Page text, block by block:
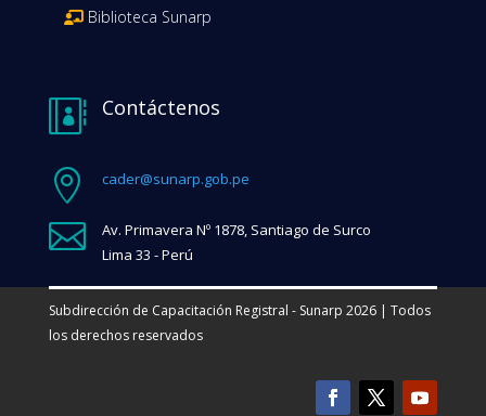
Biblioteca Sunarp
 Contáctenos
 cader@sunarp.gob.pe

Av. Primavera Nº 1878, Santiago de Surco
Lima 33 - Perú
Subdirección de Capacitación Registral - Sunarp 2026 | Todos
los derechos reservados